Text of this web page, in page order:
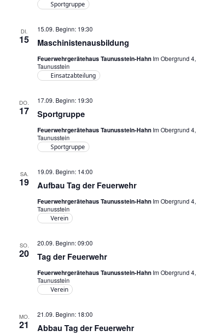
Sportgruppe
DI.
15 Maschinistenausbildung
15.09. Beginn: 19:30
Feuerwehrgerätehaus Taunusstein-Hahn Im Obergrund 4,
Taunusstein
Einsatzabteilung
DO.
17 Sportgruppe
17.09. Beginn: 19:30
Feuerwehrgerätehaus Taunusstein-Hahn Im Obergrund 4,
Taunusstein
Sportgruppe
SA.
19 Aufbau Tag der Feuerwehr
19.09. Beginn: 14:00
Feuerwehrgerätehaus Taunusstein-Hahn Im Obergrund 4,
Taunusstein
Verein
SO.
20 Tag der Feuerwehr
20.09. Beginn: 09:00
Feuerwehrgerätehaus Taunusstein-Hahn Im Obergrund 4,
Taunusstein
Verein
MO.
21 Abbau Tag der Feuerwehr
21.09. Beginn: 18:00